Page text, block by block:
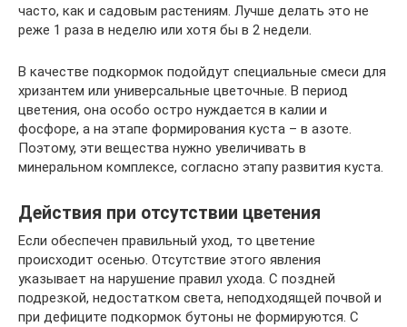
часто, как и садовым растениям. Лучше делать это не
реже 1 раза в неделю или хотя бы в 2 недели.
В качестве подкормок подойдут специальные смеси для
хризантем или универсальные цветочные. В период
цветения, она особо остро нуждается в калии и
фосфоре, а на этапе формирования куста – в азоте.
Поэтому, эти вещества нужно увеличивать в
минеральном комплексе, согласно этапу развития куста.
Действия при отсутствии цветения
Если обеспечен правильный уход, то цветение
происходит осенью. Отсутствие этого явления
указывает на нарушение правил ухода. С поздней
подрезкой, недостатком света, неподходящей почвой и
при дефиците подкормок бутоны не формируются. С